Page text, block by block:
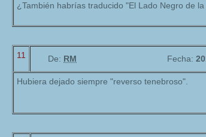
¿También habrías traducido "El Lado Negro de
11 De: RM Fecha:
Hubiera dejado siempre "reverso tenebroso".